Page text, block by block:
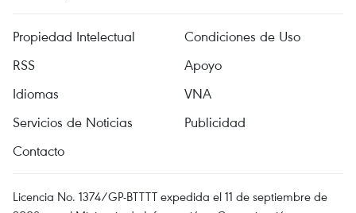
Propiedad Intelectual
Condiciones de Uso
RSS
Apoyo
Idiomas
VNA
Servicios de Noticias
Publicidad
Contacto
Licencia No. 1374/GP-BTTTT expedida el 11 de septiembre de